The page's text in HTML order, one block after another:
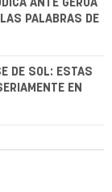
ANTE GEROA
PALABRAS DE
DE SOL: ESTAS
EN